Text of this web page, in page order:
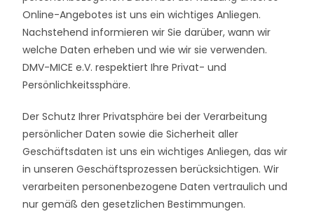
Online-Angebotes ist uns ein wichtiges Anliegen.
Nachstehend informieren wir Sie darüber, wann wir
welche Daten erheben und wie wir sie verwenden.
DMV-MICE e.V. respektiert Ihre Privat- und
Persönlichkeitssphäre.
Der Schutz Ihrer Privatsphäre bei der Verarbeitung
persönlicher Daten sowie die Sicherheit aller
Geschäftsdaten ist uns ein wichtiges Anliegen, das wir
in unseren Geschäftsprozessen berücksichtigen. Wir
verarbeiten personenbezogene Daten vertraulich und
nur gemäß den gesetzlichen Bestimmungen.